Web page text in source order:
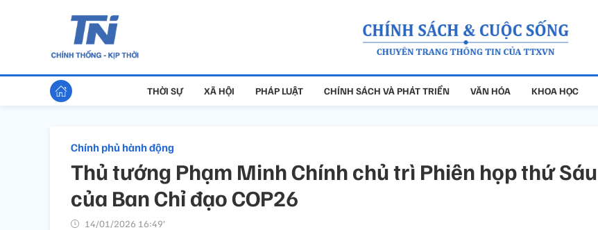
THỜI SỰ XÃ HỘI PHÁP LUẬT CHÍNH SÁCH VÀ PHÁT TRIỂN VĂN HÓA KHOA HỌC
Chính phủ hành động
Thủ tướng Phạm Minh Chính chủ trì Phiên họp thứ Sáu
của Ban Chỉ đạo COP26
14/01/2026 16:49’